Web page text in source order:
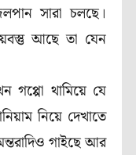
সারা চলছে।
আছে তা যেন
গপ্পো থামিয়ে যে
নিয়ে দেখাতে
গাইছে আর